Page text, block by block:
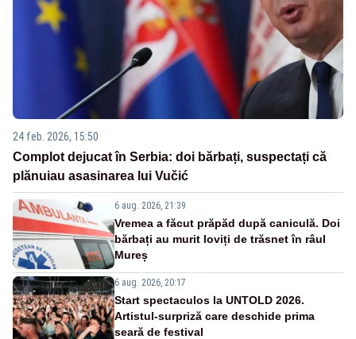
24 feb. 2026, 15:50
Complot dejucat în Serbia: doi bărbați, suspectați că
plănuiau asasinarea lui Vučić
6 aug. 2026, 21:39
Vremea a făcut prăpăd după caniculă. Doi
bărbați au murit loviți de trăsnet în râul
Mureș
6 aug. 2026, 20:17
Start spectaculos la UNTOLD 2026.
Artistul-surpriză care deschide prima
seară de festival